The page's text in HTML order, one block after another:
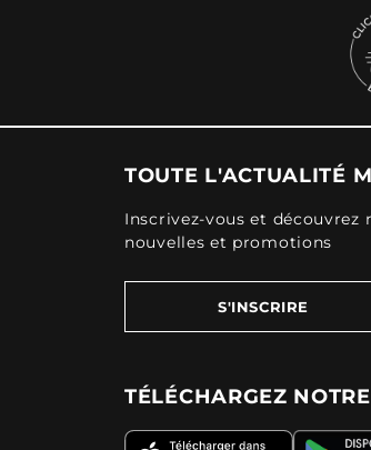
TOUTE L'ACTUALITÉ
Inscrivez-vous et découvrez
nouvelles et promotions
S'INSCRIRE
TÉLÉCHARGEZ